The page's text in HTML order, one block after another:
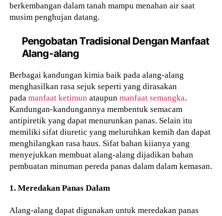
berkembangan dalam tanah mampu menahan air saat
musim penghujan datang.
Pengobatan Tradisional Dengan Manfaat
Alang-alang
Berbagai kandungan kimia baik pada alang-alang
menghasilkan rasa sejuk seperti yang dirasakan
padamanfaat ketimun ataupun manfaat semangka.
Kandungan-kandungannya membentuk semacam
antipiretik yang dapat menurunkan panas. Selain itu
memiliki sifat diuretic yang meluruhkan kemih dan dapat
menghilangkan rasa haus. Sifat bahan kiianya yang
menyejukkan membuat alang-alang dijadikan bahan
pembuatan minuman pereda panas dalam dalam kemasan.
1. Meredakan Panas Dalam
Alang-alang dapat digunakan untuk meredakan panas